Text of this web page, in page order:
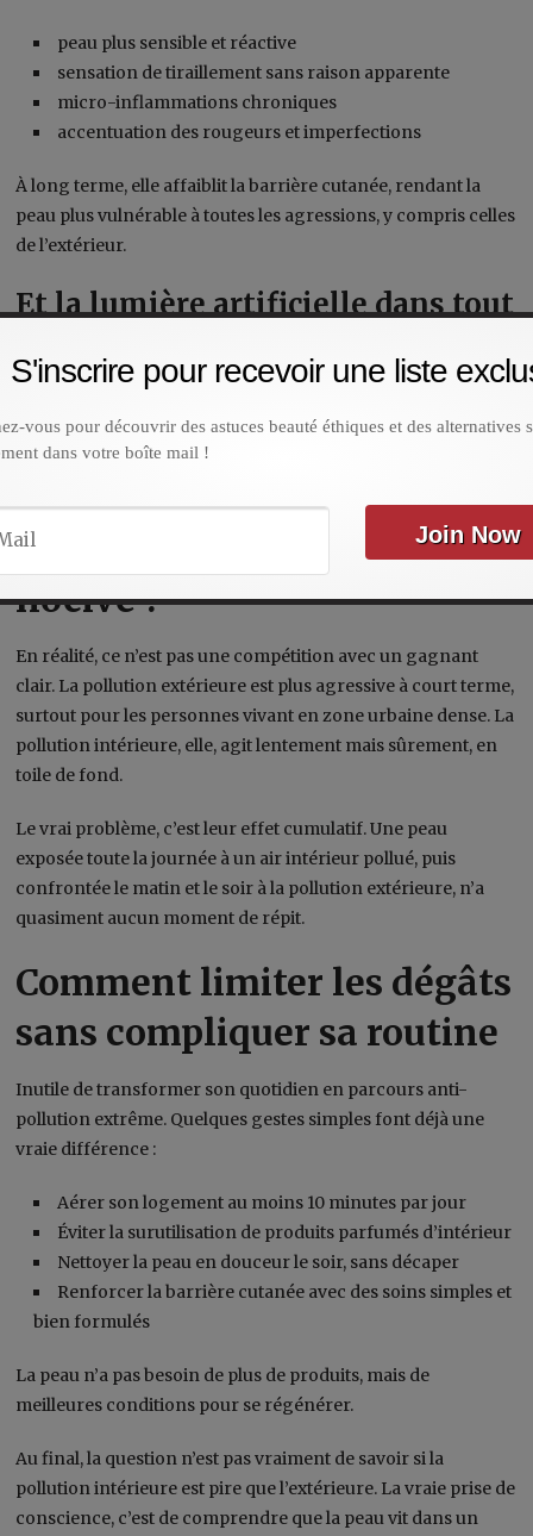
peau plus sensible et réactive
sensation de tiraillement sans raison apparente
micro-inflammations chroniques
accentuation des rougeurs et imperfections
À long terme, elle affaiblit la barrière cutanée, rendant la
peau plus vulnérable à toutes les agressions, y compris celles
de l’extérieur.
Et la lumière artificielle dans tout
On parle de plus en plus de la lumière bleue émise par les
écrans. Sans être aussi nocive que le soleil, elle contribue à la
fatigue cutanée et au stress oxydatif, surtout lorsqu’elle
Alors, laquelle est la plus
nocive ?
En réalité, ce n’est pas une compétition avec un gagnant
clair. La pollution extérieure est plus agressive à court terme,
surtout pour les personnes vivant en zone urbaine dense. La
pollution intérieure, elle, agit lentement mais sûrement, en
toile de fond.
Le vrai problème, c’est leur effet cumulatif. Une peau
exposée toute la journée à un air intérieur pollué, puis
confrontée le matin et le soir à la pollution extérieure, n’a
quasiment aucun moment de répit.
Comment limiter les dégâts
sans compliquer sa routine
Inutile de transformer son quotidien en parcours anti-
pollution extrême. Quelques gestes simples font déjà une
vraie différence :
Aérer son logement au moins 10 minutes par jour
Éviter la surutilisation de produits parfumés d’intérieur
Nettoyer la peau en douceur le soir, sans décaper
Renforcer la barrière cutanée avec des soins simples et
bien formulés
La peau n’a pas besoin de plus de produits, mais de
meilleures conditions pour se régénérer.
Au final, la question n’est pas vraiment de savoir si la
pollution intérieure est pire que l’extérieure. La vraie prise de
conscience, c’est de comprendre que la peau vit dans un
S'inscrire pour recevoir une liste
vous pour découvrir des astuces beauté éthiques et des alternatives
dans votre boîte mail !